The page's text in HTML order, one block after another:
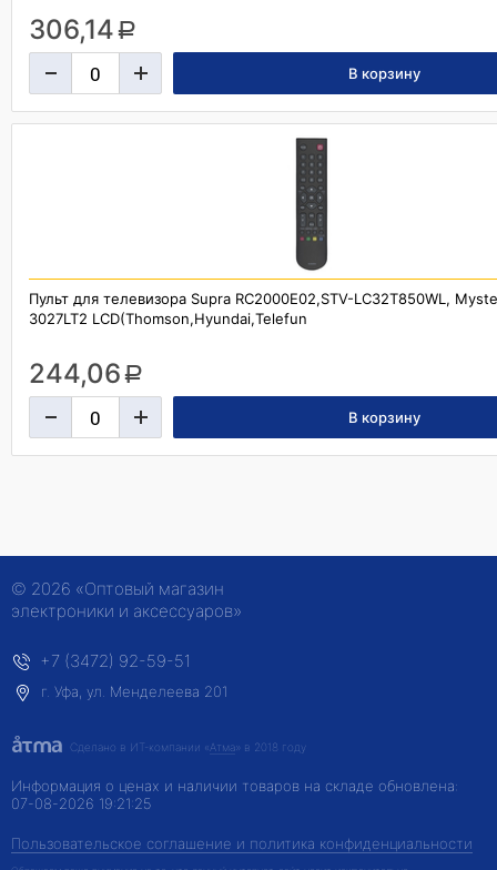
306,14 a
Пульт для телевизора Supra RC2000E02,STV-LC32T850WL,
3027LT2 LCD(Thomson,Hyundai,Telefun
244,06 a
© 2026 «Оптовый магазин
электроники и аксессуаров»
+7 (3472) 92-59-51
г. Уфа, ул. Менделеева 201
Сделано в ИТ-компании «Атма» в 2018 году
Информация о ценах и наличии товаров на складе обновлена:
07-08-2026 19:21:25
Пользовательское соглашение и политика конфиденциальности